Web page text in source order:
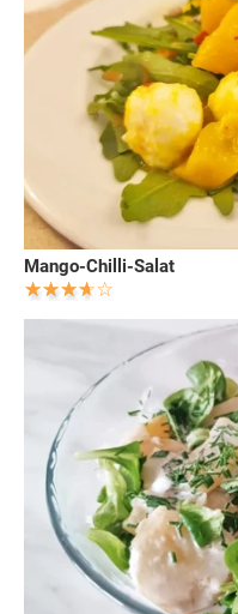
Mango-Chilli-Salat